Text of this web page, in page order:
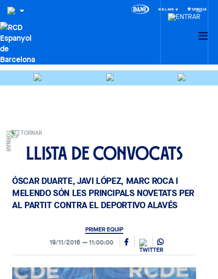
TORNAR
Llista de convocats
ÓSCAR DUARTE, JAVI LÓPEZ, MARC ROCA I
MELENDO SÓN LES PRINCIPALS NOVETATS PER
AL PARTIT CONTRA EL DEPORTIVO ALAVÉS
PRIMER EQUIP
19/11/2016 11:00:00